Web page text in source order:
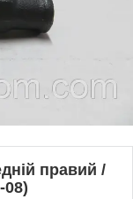
правий /
08)